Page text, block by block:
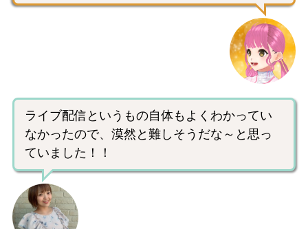
ライブ配信というもの自体もよくわかってい
なかったので、漠然と難しそうだな～と思っ
ていました！！